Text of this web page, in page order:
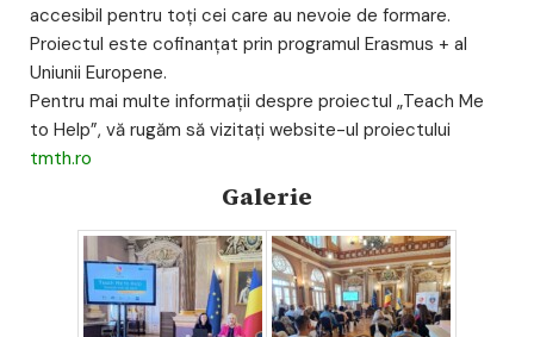
accesibil pentru toți cei care au nevoie de formare.
Proiectul este cofinanțat prin programul Erasmus + al
Uniunii Europene.
Pentru mai multe informații despre proiectul „Teach Me
to Help”, vă rugăm să vizitați website-ul proiectului
tmth.ro
Galerie